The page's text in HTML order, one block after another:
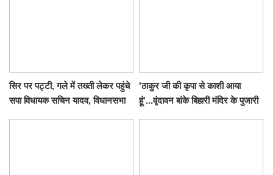
सिर पर पट्टी, गले में तख्ती लेकर पहुंचे
सपा विधायक सचिन यादव, विधानसभा
'ठाकुर जी की कृपा से काशी आया
हूं'...वृंदावन बांके बिहारी मंदिर के पुजारी